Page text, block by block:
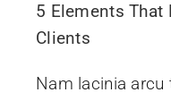
5 Elements That
Clients
Nam lacinia